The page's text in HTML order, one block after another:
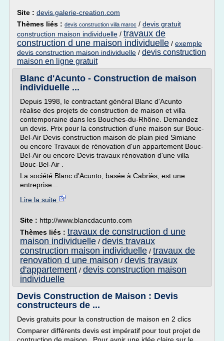
Site : devis.galerie-creation.com
Thèmes liés : devis construction villa maroc / devis gratuit
construction maison individuelle / travaux de
construction d une maison individuelle / exemple
devis construction maison individuelle / devis construction
maison en ligne gratuit
Blanc d'Acunto - Construction de maison
individuelle ...
Depuis 1998, le contractant général Blanc d'Acunto
réalise des projets de construction de maison et villa
contemporaine dans les Bouches-du-Rhône. Demandez
un devis. Prix pour la construction d'une maison sur Bouc-
Bel-Air Devis construction maison de plain pied Simiane
ou encore Travaux de rénovation d'un appartement Bouc-
Bel-Air ou encore Devis travaux rénovation d'une villa
Bouc-Bel-Air .
La société Blanc d'Acunto, basée à Cabriès, est une
entreprise...
Lire la suite
Site : http://www.blancdacunto.com
Thèmes liés : travaux de construction d une
maison individuelle / devis travaux
construction maison individuelle / travaux de
renovation d une maison / devis travaux
d'appartement / devis construction maison
individuelle
Devis Construction de Maison : Devis
constructeurs de ...
Devis gratuits pour la construction de maison en 2 clics
Comparer différents devis est impératif pour tout projet de